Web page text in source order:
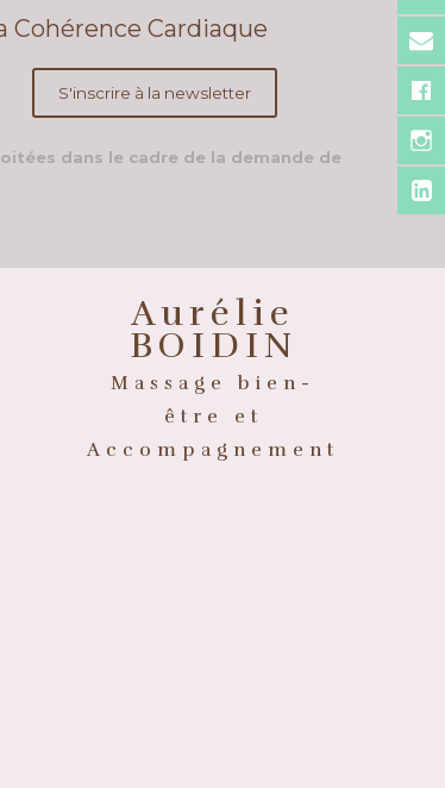
Cohérence Cardiaque
dans le cadre de la demande de
Aurélie
BOIDIN
Massage bien-
être et
Accompagnement